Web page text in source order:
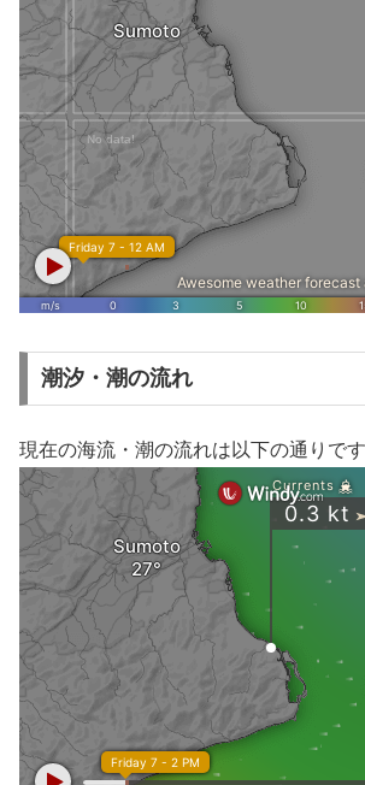
潮汐・潮の流れ
現在の海流・潮の流れは以下の通りです